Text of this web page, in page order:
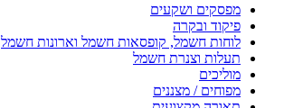
מפסקים ושקעים
פיקוד ובקרה
לוחות חשמל, קופסאות חשמל וארונות חשמל
תעלות וצנרת חשמל
מוליכים
מפוחים / מצננים